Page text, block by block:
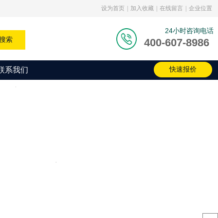
24小时咨询电话
400-607-8986
索
快速报价
设为首页 加入收藏 在线留言 企业位置
系我们